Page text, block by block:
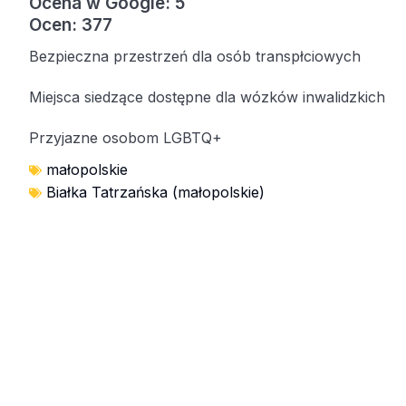
Ocen: 377
Bezpieczna przestrzeń dla osób transpłciowych
Miejsca siedzące dostępne dla wózków inwalidzkich
Przyjazne osobom LGBTQ+
małopolskie
Białka Tatrzańska (małopolskie)